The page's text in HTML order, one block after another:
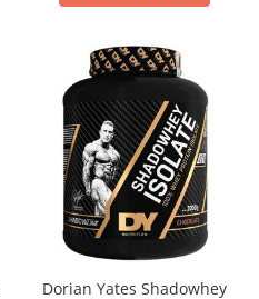
Dorian Yates Shadowhey